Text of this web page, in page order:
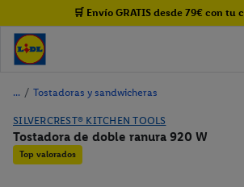
🛒 Envío GRATIS desde 79€ con tu
/ Tostadoras y sandwicheras
SILVERCREST® KITCHEN TOOLS
Tostadora de doble ranura 920 W
Top valorados